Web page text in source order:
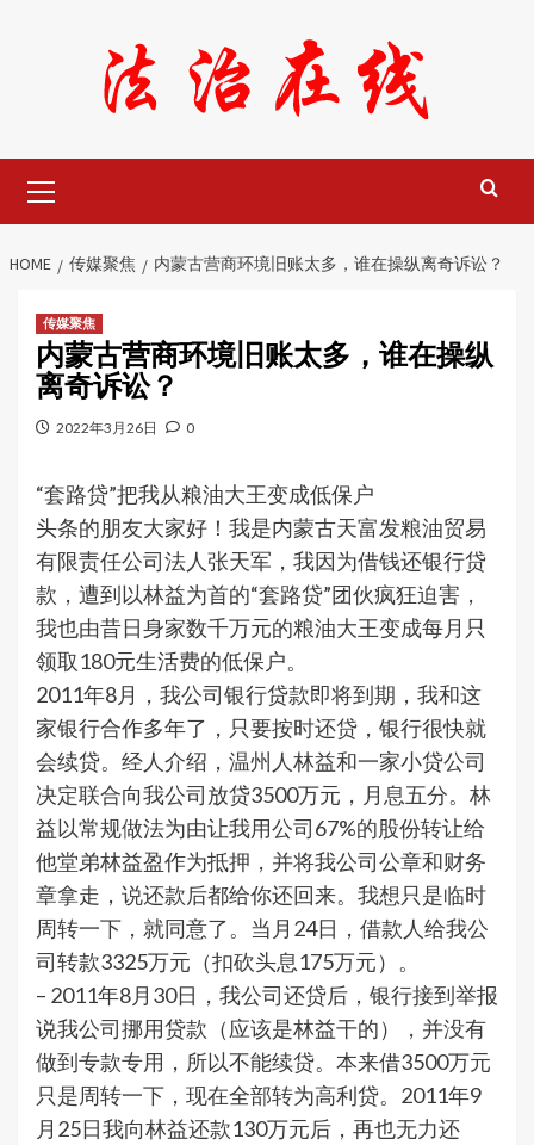
Menu
HOME 传媒聚焦 内蒙古营商环境旧账太多，谁在操纵离奇诉讼？
传媒聚焦
内蒙古营商环境旧账太多，谁在操纵
离奇诉讼？
2022年3月26日 0
“套路贷”把我从粮油大王变成低保户
头条的朋友大家好！我是内蒙古天富发粮油贸易
有限责任公司法人张天军，我因为借钱还银行贷
款，遭到以林益为首的“套路贷”团伙疯狂迫害，
我也由昔日身家数千万元的粮油大王变成每月只
领取180元生活费的低保户。
2011年8月，我公司银行贷款即将到期，我和这
家银行合作多年了，只要按时还贷，银行很快就
会续贷。经人介绍，温州人林益和一家小贷公司
决定联合向我公司放贷3500万元，月息五分。林
益以常规做法为由让我用公司67%的股份转让给
他堂弟林益盈作为抵押，并将我公司公章和财务
章拿走，说还款后都给你还回来。我想只是临时
周转一下，就同意了。当月24日，借款人给我公
司转款3325万元（扣砍头息175万元）。
– 2011年8月30日，我公司还贷后，银行接到举报
说我公司挪用贷款（应该是林益干的），并没有
做到专款专用，所以不能续贷。本来借3500万元
只是周转一下，现在全部转为高利贷。2011年9
月25日我向林益还款130万元后，再也无力还